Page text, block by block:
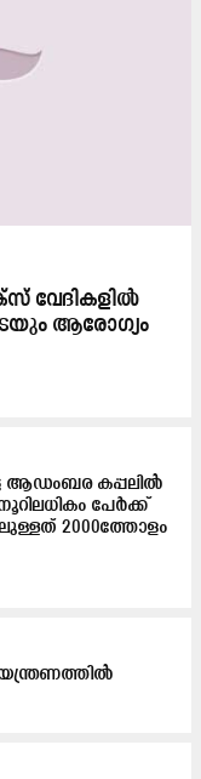
വേദികളിൽ
ആരോഗ്യം
ആഡംബര കപ്പലിൽ
പേർക്ക്
2000ത്തോളം